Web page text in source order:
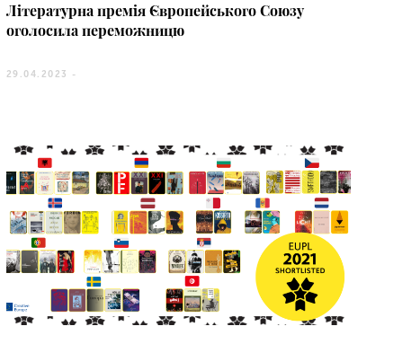
Літературна премія Європейського Союзу
оголосила переможницю
29.04.2023 -